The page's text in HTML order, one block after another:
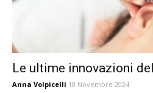
Le ultime innovazioni
Anna Volpicelli 18 Novembre 2024